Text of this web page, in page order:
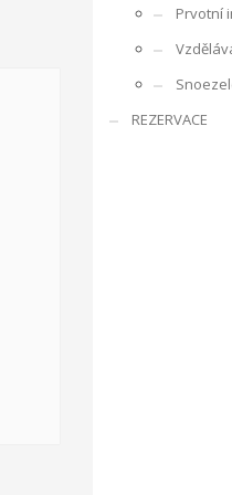
s ostatními účastníky,
je zajímá, co umí apod. V
listopadu 2016 ve Zlíně v ČR, v
Prvotní
REZERVACE